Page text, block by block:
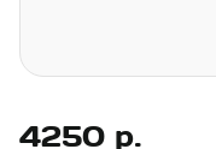
4250 р.